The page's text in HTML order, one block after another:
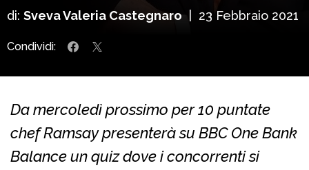
di: Sveva Valeria Castegnaro 23 Febbraio 2021
Condividi:
Da mercoledì prossimo per 10 puntate
chef Ramsay presenterà su BBC One Bank
Balance un quiz dove i concorrenti si